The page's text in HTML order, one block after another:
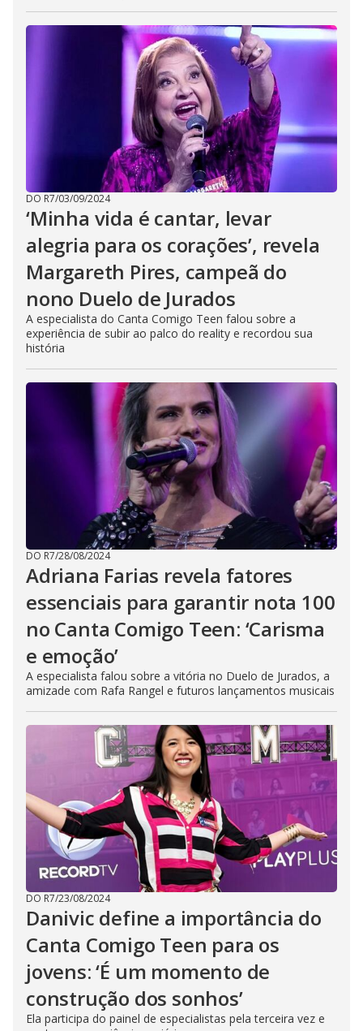
DO R7/03/09/2024
‘Minha vida é cantar, levar
alegria para os corações’, revela
Margareth Pires, campeã do
nono Duelo de Jurados
A especialista do Canta Comigo Teen falou sobre a
experiência de subir ao palco do reality e recordou sua
história
DO R7/28/08/2024
Adriana Farias revela fatores
essenciais para garantir nota 100
no Canta Comigo Teen: ‘Carisma
e emoção’
A especialista falou sobre a vitória no Duelo de Jurados, a
amizade com Rafa Rangel e futuros lançamentos musicais
DO R7/23/08/2024
Danivic define a importância do
Canta Comigo Teen para os
jovens: ‘É um momento de
construção dos sonhos’
Ela participa do painel de especialistas pela terceira vez e